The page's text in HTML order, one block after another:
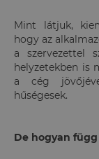
Mint látjuk,
hogy az
a szervezettel
helyzetekben is
a cég
hűségesek.
De hogyan